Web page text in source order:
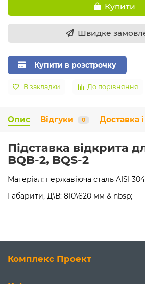
Купити
Швидке
Купити в розстрочку
В закладки До порівняння
Опис Відгуки 0 Доставка
Підставка відкрита
BQB-2, BQS-2
Матеріал: нержавіюча сталь AISI 304
Габарити, Д\В: 810\620 мм & nbsp;
Комплекс Проект